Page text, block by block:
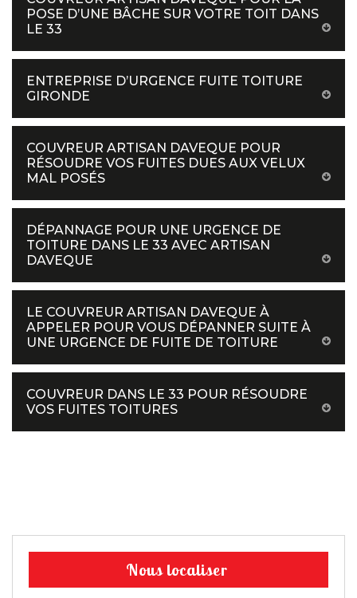
POSE D’UNE BÂCHE SUR VOTRE TOIT DANS
LE 33
ENTREPRISE D’URGENCE FUITE TOITURE
GIRONDE
COUVREUR ARTISAN DAVEQUE POUR
RÉSOUDRE VOS FUITES DUES AUX VELUX
MAL POSÉS
DÉPANNAGE POUR UNE URGENCE DE
TOITURE DANS LE 33 AVEC ARTISAN
DAVEQUE
LE COUVREUR ARTISAN DAVEQUE À
APPELER POUR VOUS DÉPANNER SUITE À
UNE URGENCE DE FUITE DE TOITURE
COUVREUR DANS LE 33 POUR RÉSOUDRE
VOS FUITES TOITURES
Nous localiser